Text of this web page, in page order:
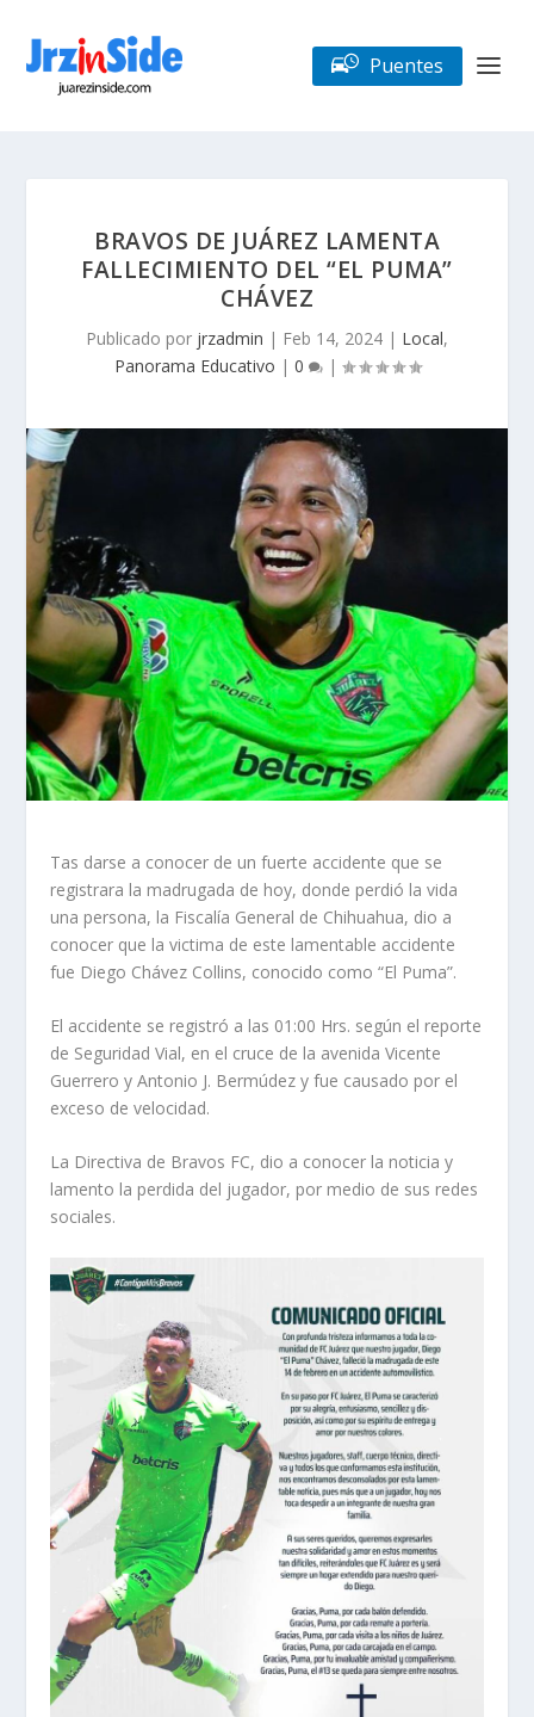
Puentes
BRAVOS DE JUÁREZ LAMENTA
FALLECIMIENTO DEL “EL PUMA”
CHÁVEZ
Publicado por jrzadmin | Feb 14, 2024 | Local,
Panorama Educativo | 0 |
Tas darse a conocer de un fuerte accidente que se
registrara la madrugada de hoy, donde perdió la vida
una persona, la Fiscalía General de Chihuahua, dio a
conocer que la victima de este lamentable accidente
fue Diego Chávez Collins, conocido como “El Puma”.
El accidente se registró a las 01:00 Hrs. según el reporte
de Seguridad Vial, en el cruce de la avenida Vicente
Guerrero y Antonio J. Bermúdez y fue causado por el
exceso de velocidad.
La Directiva de Bravos FC, dio a conocer la noticia y
lamento la perdida del jugador, por medio de sus redes
sociales.